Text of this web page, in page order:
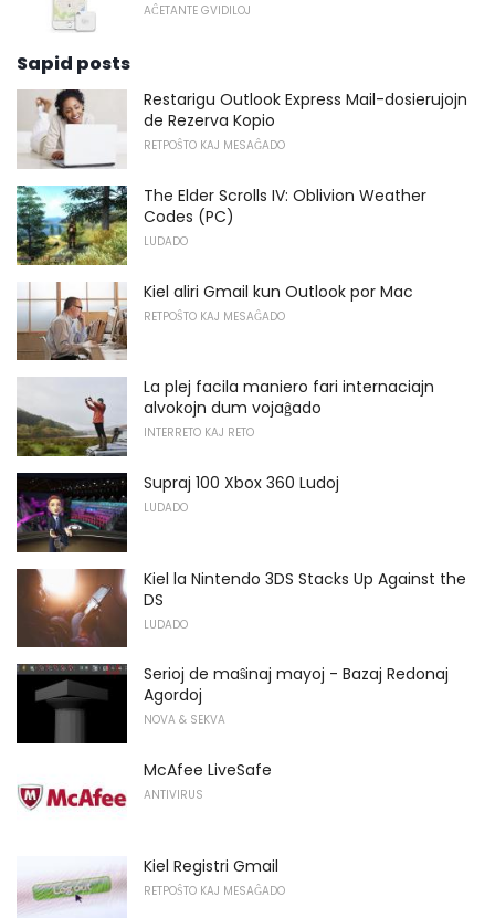
AĈETANTE GVIDILOJ
Sapid posts
Restarigu Outlook Express Mail-dosierujojn
de Rezerva Kopio
RETPOŜTO KAJ MESAĜADO
The Elder Scrolls IV: Oblivion Weather
Codes (PC)
LUDADO
Kiel aliri Gmail kun Outlook por Mac
RETPOŜTO KAJ MESAĜADO
La plej facila maniero fari internaciajn
alvokojn dum vojaĝado
INTERRETO KAJ RETO
Supraj 100 Xbox 360 Ludoj
LUDADO
Kiel la Nintendo 3DS Stacks Up Against the
DS
LUDADO
Serioj de maŝinaj mayoj - Bazaj Redonaj
Agordoj
NOVA & SEKVA
McAfee LiveSafe
ANTIVIRUS
Kiel Registri Gmail
RETPOŜTO KAJ MESAĜADO